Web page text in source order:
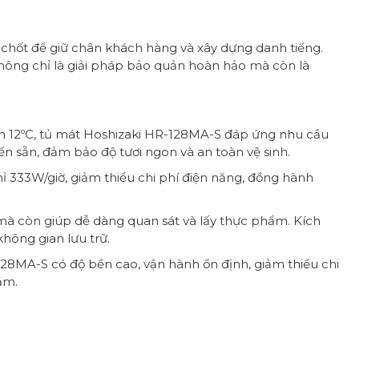
để giữ chân khách hàng và xây dựng danh tiếng.
chỉ là giải pháp bảo quản hoàn hảo mà còn là
tủ mát Hoshizaki HR-128MA-S đáp ứng nhu cầu
sẵn, đảm bảo độ tươi ngon và an toàn vệ sinh.
giờ, giảm thiểu chi phí điện năng, đồng hành
còn giúp dễ dàng quan sát và lấy thực phẩm. Kích
gian lưu trữ.
S có độ bền cao, vận hành ổn định, giảm thiểu chi